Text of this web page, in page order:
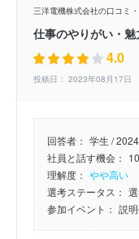
三洋電機株式会社の口コミ
仕事のやりがい・魅
4.0
投稿日： 2023年08月17日
回答者： 学生 /
社員と話す機会：
理解度： やや高い
選考ステータス：
参加イベント： 説